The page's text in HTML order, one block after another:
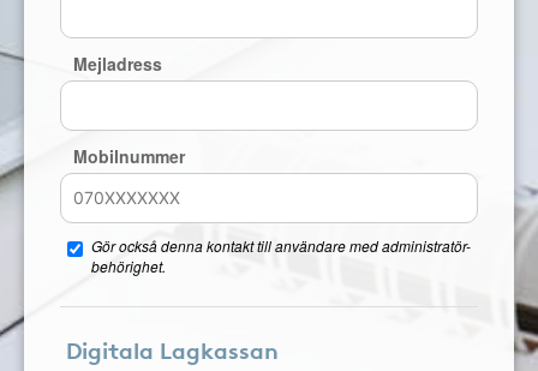
Mejladress
Mobilnummer
Gör också denna kontakt till användare med administratör-
behörighet.
Digitala Lagkassan